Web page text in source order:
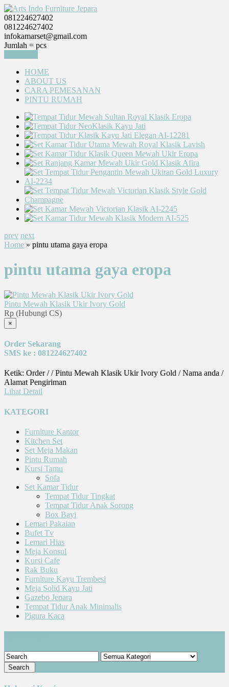
081224627402
081224627402
infokamarset@gmail.com
Jumlah = pcs
HOME
ABOUT US
CARA PEMESANAN
PINTU RUMAH
prev next
Home » pintu utama gaya eropa
pintu utama gaya eropa
Pintu Mewah Klasik Ukir Ivory Gold
Rp (Hubungi CS)
×
Order Sekarang
SMS ke : 081224627402
Ketik: Order / / Pintu Mewah Klasik Ukir Ivory Gold / Nama anda /
Alamat Pengiriman
Lihat Detail
KATEGORI
Furniture Kantor
Kitchen Set
Set Meja Makan
Pintu Rumah
Kursi Tamu
Sofa
Set Kamar Tidur
Tempat Tidur Tingkat
Tempat Tidur Anak Sorong
Box Bayi
Lemari Pakaian
Bufet Tv
Lemari Hias
Meja Konsul
Kursi Cafe
Rak Buku
Furniture Kayu Trembesi
Meja Solid Kayu Jati
Gazebo Jepara
Tempat Tidur Anak Minimalis
Pigura Kaca